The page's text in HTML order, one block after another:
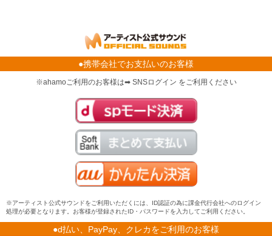
●携帯会社でお支払いのお客様
※ahamoご利用のお客様は➡ SNSログイン をご利用ください
※アーティスト公式サウンドをご利用いただくには、ID認証の為に課金代行会社へのログイン
処理が必要となります。お客様が登録されたID・パスワードを入力してご利用ください。
●d払い、PayPay、クレカをご利用のお客様